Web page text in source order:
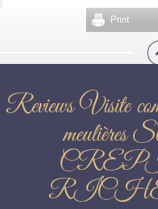
Print
Reviews Visite